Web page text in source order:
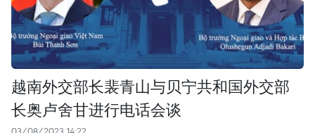
越南外交部长裴青山与贝宁共和国外交部
长奥卢舍甘进行电话会谈